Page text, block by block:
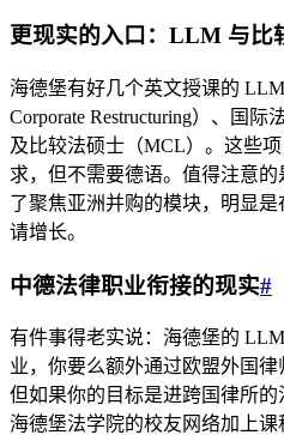
更现实的入口：LLM 与比
海德堡有好几个英文授课的
Corporate Restructuring）、国际
及比较法硕士（MCL）。这些
求，但不需要德语。值得注意
了聚焦亚洲并购的模块，明显
请增长。
中德法律职业衔接的现实#
有件事得老实说：海德堡的
业，你要么额外通过欧盟外国律
但如果你的目标是进跨国律所
海德堡法学院的校友网络加上